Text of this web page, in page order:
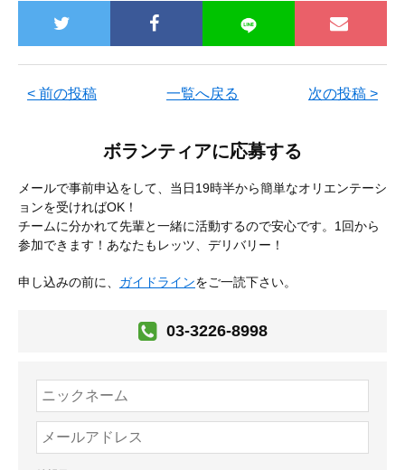
< 前の投稿 次の投稿 >
一覧へ戻る
ボランティアに応募する
メールで事前申込をして、当日19時半から簡単なオリエンテーシ
ョンを受ければOK！
チームに分かれて先輩と一緒に活動するので安心です。1回から
参加できます！あなたもレッツ、デリバリー！
申し込みの前に、 ガイドラインをご一読下さい。
03-3226-8998